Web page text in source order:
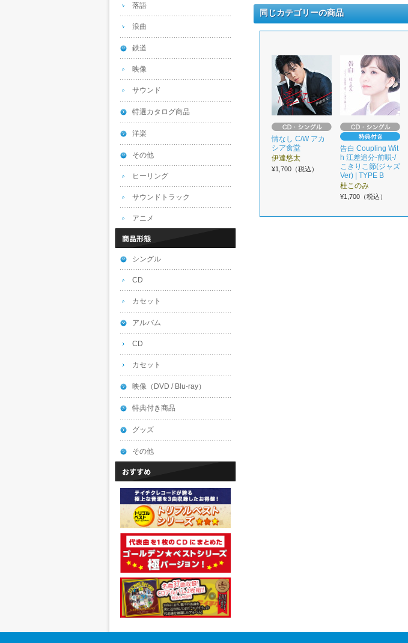
同じカテゴリーの商品
情なし C/W アカ
シア食堂
伊達悠太
¥1,700（税込）
告白 Coupling Wit
h 江差追分-前唄-/
こきりこ節(ジャズ
Ver) | TYPE B
杜このみ
¥1,700（税込）
落語
浪曲
鉄道
映像
サウンド
特選カタログ商品
洋楽
その他
ヒーリング
サウンドトラック
アニメ
シングル
CD
カセット
アルバム
CD
カセット
映像（DVD / Blu-ray）
特典付き商品
グッズ
その他